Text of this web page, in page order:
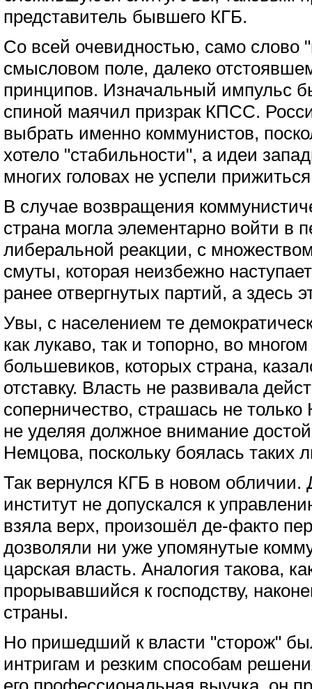
представитель бывшего КГБ.
Со всей очевидностью, само слово
смысловом поле, далеко
принципов. Изначальный импульс
спиной маячил призрак КПСС.
выбрать именно коммунистов,
хотело "стабильности", а идеи
многих головах не успели
В случае возвращения
страна могла элементарно войти в
либеральной реакции, с
смуты, которая неизбежно
ранее отвергнутых партий, а здесь
Увы, с населением те
как лукаво, так и топорно, во
большевиков, которых страна,
отставку. Власть не развивала
соперничество, страшась не
не уделяя должное внимание
Немцова, поскольку боялась таких
Так вернулся КГБ в новом
институт не допускался к
взяла верх, произошёл де-факто
дозволяли ни уже упомянутые
царская власть. Аналогия такова,
прорывавшийся к господству,
страны.
Но пришедший к власти "сторож"
интригам и резким способам